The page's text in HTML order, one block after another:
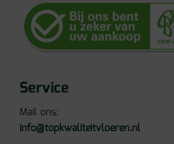
Service
Mail ons:
info@topkwaliteitvloeren.nl